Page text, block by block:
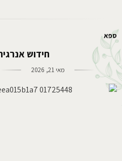
ספא
חידוש
מאי 21, 2026